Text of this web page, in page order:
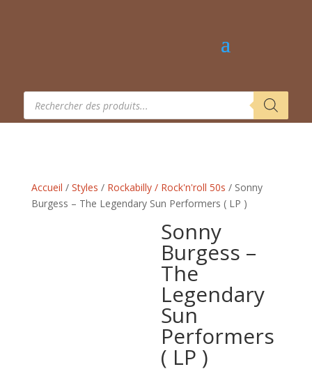
Recherche
produits
Accueil / Styles / Rockabilly / Rock'n'roll 50s / Sonny
Burgess – The Legendary Sun Performers‎ ( LP )
Sonny
Burgess –
The
Legendary
Sun
Performers‎
( LP )